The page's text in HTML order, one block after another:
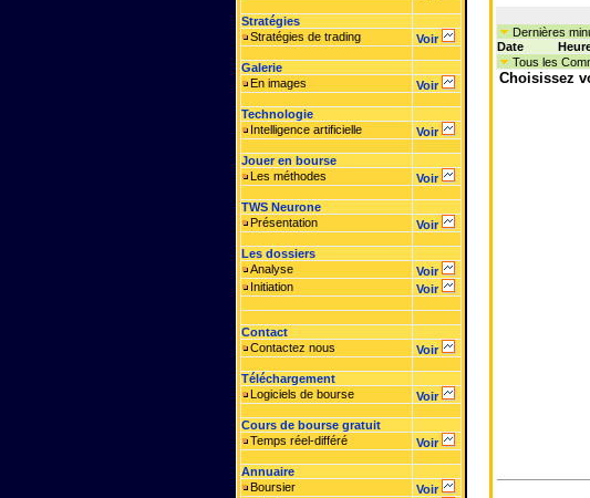
Stratégies
Stratégies de trading
Voir
Galerie
En images
Voir
Technologie
Intelligence artificielle
Voir
Jouer en bourse
Les méthodes
Voir
TWS Neurone
Présentation
Voir
Les dossiers
Analyse
Voir
Initiation
Voir
Contact
Contactez nous
Voir
Téléchargement
Logiciels de bourse
Voir
Cours de bourse gratuit
Temps réel-différé
Voir
Annuaire
Boursier
Voir
Dernières
Date
Tous les
Choisissez